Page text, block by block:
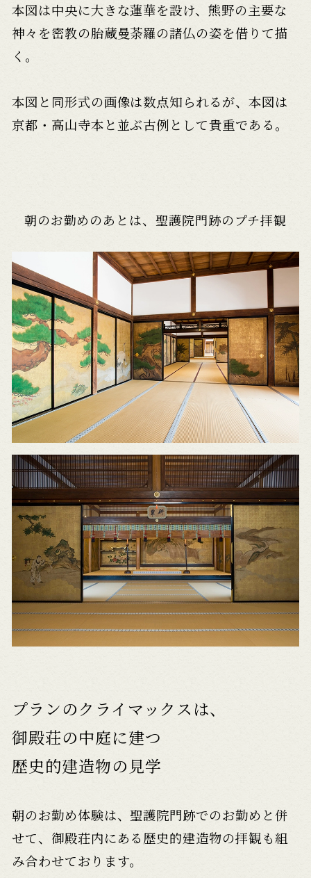
本図は中央に大きな蓮華を設け、熊野の主要な
神々を密教の胎蔵曼荼羅の諸仏の姿を借りて描
く。
本図と同形式の画像は数点知られるが、 本図は
京都・高山寺本と並ぶ古例として貴重である。
朝のお勤めのあとは、聖護院門跡のプチ拝観
プランのクライマックスは、
御殿荘の中庭に建つ
歴史的建造物の見学
朝のお勤め体験は、聖護院門跡でのお勤めと併
せて、 御殿荘内にある歴史的建造物の拝観も組
み合わせております。